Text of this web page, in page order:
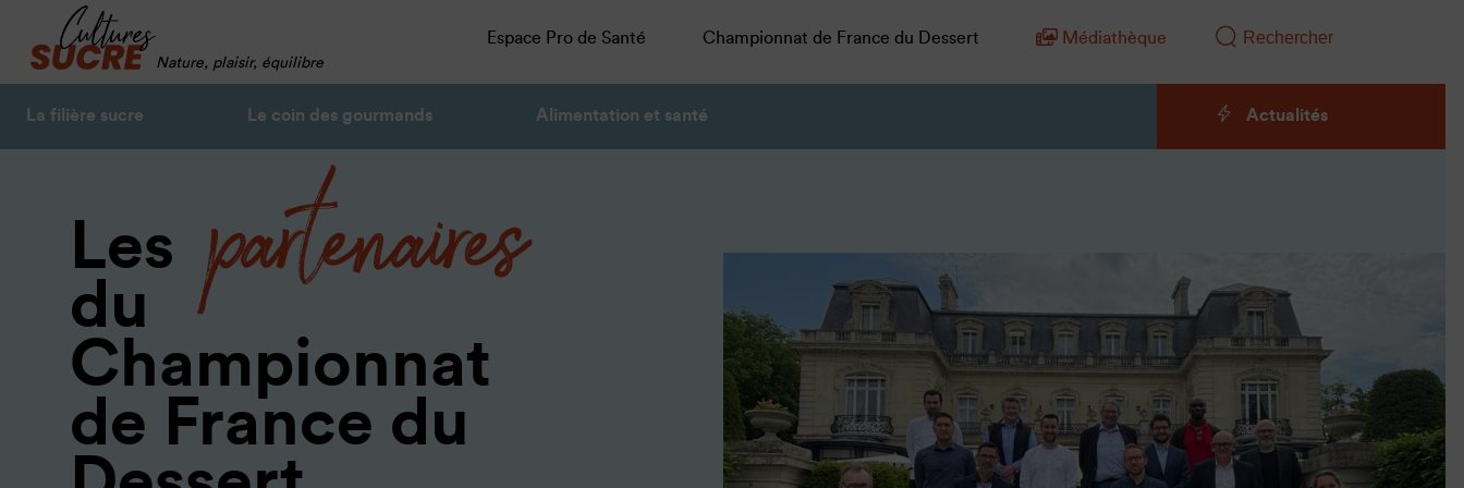
Nature, plaisir, équilibre
Espace Pro de Santé Championnat de France du Dessert Médiathèque
La filière sucre Le coin des gourmands Alimentation et santé Actualités
Les partenaires
du
Championnat
de France du